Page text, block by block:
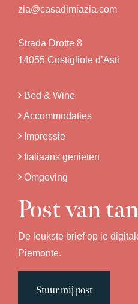
zia@casadimiazia.com
Strada Drotte 8
14055 Costigliole d’Asti
Bed & Wine
Accommodaties
Impressie
Italiaans genieten
Omgeving
Post van
De leukste brief op je
Piemonte.
Stuur mij post